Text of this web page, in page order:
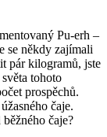
Pu-erh –
se někdy zajímali
pár kilogramů, jste
tohoto
prospěchů.
čaje.